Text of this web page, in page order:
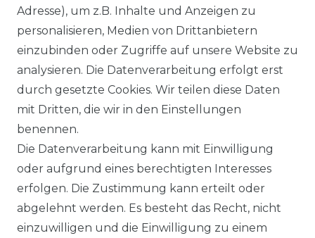
HILFE
KONTAKT
ANFAHRT
WIDERRUFS­FORMULAR
HINWEISE ZUR BATTERIEENTSORGUNG
Adresse), um z.B. Inhalte und Anzeigen zu
personalisieren, Medien von Drittanbietern
einzubinden oder Zugriffe auf unsere Website zu
analysieren. Die Datenverarbeitung erfolgt erst
durch gesetzte Cookies. Wir teilen diese Daten
mit Dritten, die wir in den Einstellungen
benennen.
Die Datenverarbeitung kann mit Einwilligung
oder aufgrund eines berechtigten Interesses
erfolgen. Die Zustimmung kann erteilt oder
abgelehnt werden. Es besteht das Recht, nicht
einzuwilligen und die Einwilligung zu einem